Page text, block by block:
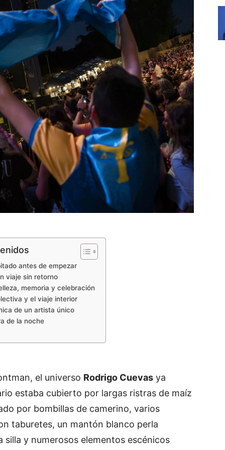
antes de empezar
viaje sin retorno
memoria y celebración
y el viaje interior
de un artista único
de la noche
el universo Rodrigo Cuevas ya
estaba cubierto por largas ristras de maíz
por bombillas de camerino, varios
taburetes, un mantón blanco perla
y numerosos elementos escénicos